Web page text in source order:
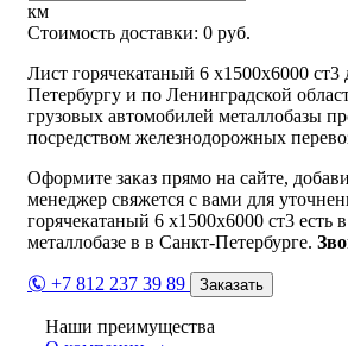
км
Стоимость доставки: 0 руб.
Лист горячекатаный 6 х1500х6000 ст3
Петербургу и по Ленинградской
грузовых автомобилей металлобазы
посредством железнодорожных
Оформите заказ прямо на сайте,
менеджер свяжется с вами для
горячекатаный 6 х1500х6000 ст3 есть
металлобазе в в Санкт-Петербурге.
+7 812 237 39 89 Заказать
Наши преимущества